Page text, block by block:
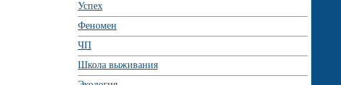
Успех
Феномен
ЧП
Школа выживания